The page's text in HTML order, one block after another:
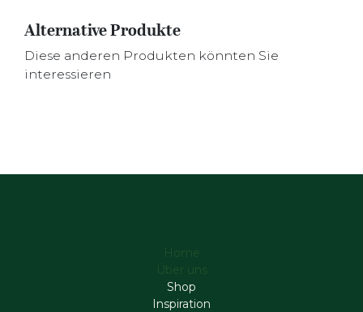
Alternative Produkte
Diese anderen Produkten könnten Sie
interessieren
Home
Über uns
Shop
Inspiration